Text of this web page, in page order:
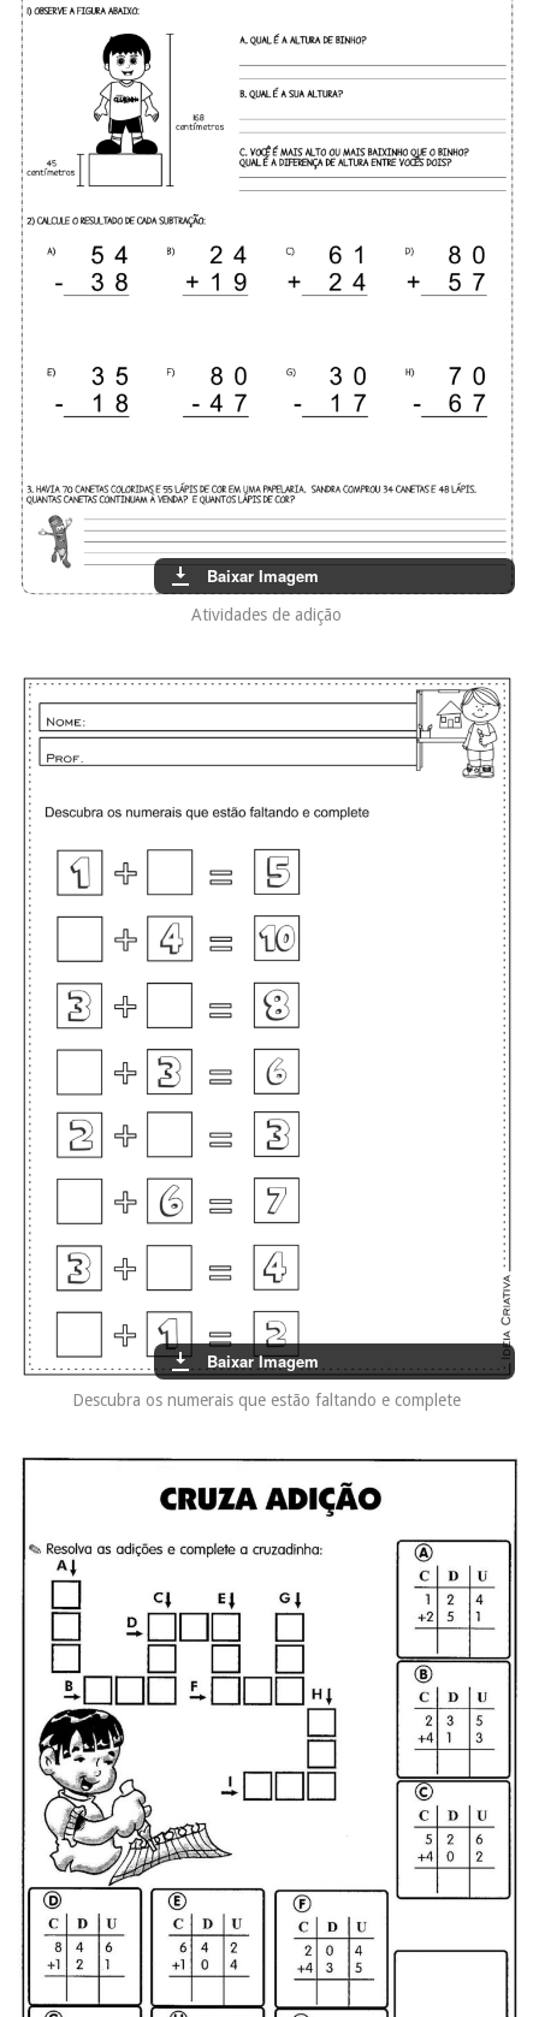
Baixar Imagem
Atividades de adição
Baixar Imagem
Descubra os numerais que estão faltando e complete